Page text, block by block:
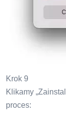
Krok 9
Klikamy
proces: